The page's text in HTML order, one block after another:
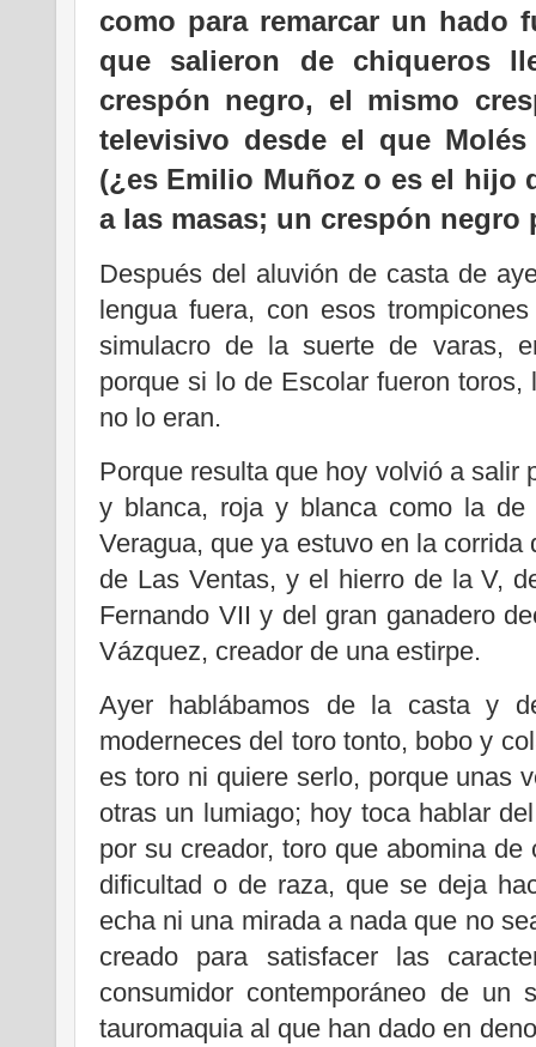
como para remarcar un hado
que salieron de chiqueros
crespón negro, el mismo
televisivo desde el que
(¿es Emilio Muñoz o es el hijo
a las masas; un crespón negro
Después del aluvión de casta de
lengua fuera, con esos
simulacro de la suerte de varas,
porque si lo de Escolar fueron toros,
no lo eran.
Porque resulta que hoy volvió a salir
y blanca, roja y blanca como la
Veragua, que ya estuvo en la
de Las Ventas, y el hierro de la V,
Fernando VII y del gran ganadero
Vázquez, creador de una estirpe.
Ayer hablábamos de la casta y
moderneces del toro tonto, bobo y
es toro ni quiere serlo, porque unas
otras un lumiago; hoy toca hablar
por su creador, toro que abomina
dificultad o de raza, que se deja
echa ni una mirada a nada que no
creado para satisfacer las
consumidor contemporáneo de un
tauromaquia al que han dado en